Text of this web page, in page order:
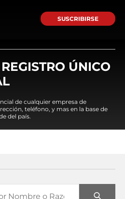
SUSCRIBIRSE
ÚNICO
de cualquier empresa de
teléfono, y mas en la base de
del país.